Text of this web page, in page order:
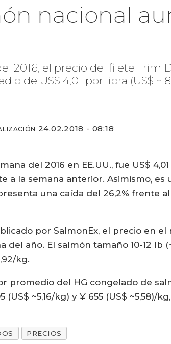
nacional
2016, el precio del filete Trim
de US$ 4,01 por libra (US$ ~
24.02.2018 - 08:18
del 2016 en EE.UU., fue US$
a la semana anterior. Asimismo, es
una caída del 26,2% frente
por SalmonEx, el precio en
del año. El salmón tamaño 10-12 lb
kg.
promedio del HG congelado de
~5,16/kg) y ¥ 655 (US$ ~5,58)/
PRECIOS